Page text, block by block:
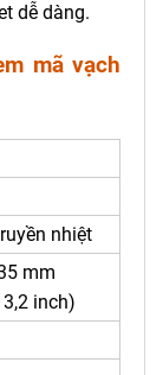
dễ dàng.
mã vạch
nhiệt
mm
inch)